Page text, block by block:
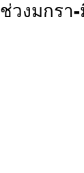
ช่วงมกรา